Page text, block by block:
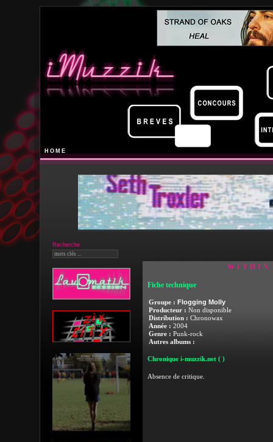
HOME
Recherche
WITHIN
Fiche technique
Groupe : Flogging Molly
Producteur : Non disponible
Distribution : Chronowax
Année : 2004
Genre : Punk-rock
Autres albums :
Chronique i-muzzik.net ( )
Absence de critique.